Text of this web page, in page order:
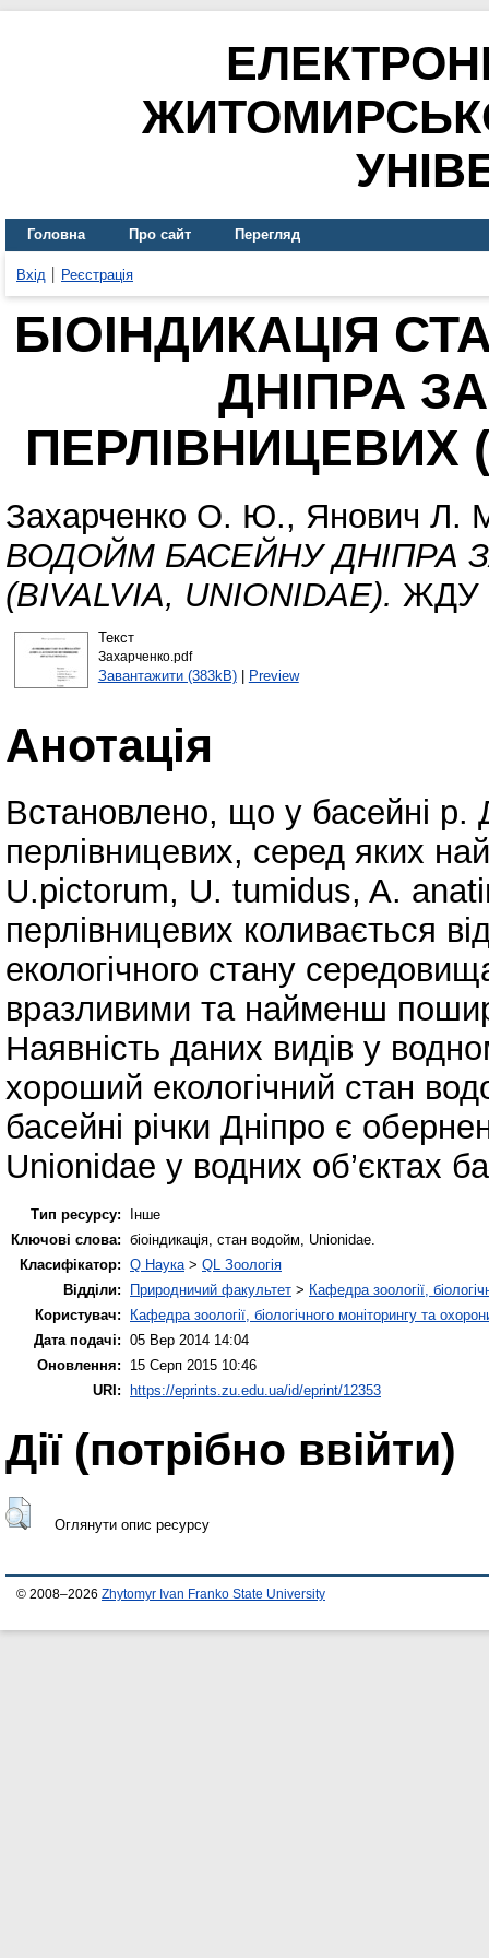
Головна Про сайт Перегляд
Вхід Реєстрація
БІОІНДИКАЦІЯ
ДНІПРА
ПЕРЛІВНИЦЕВИХ
Захарченко О. Ю., Янович Л.
ВОДОЙМ БАСЕЙНУ ДНІПРА
(BIVALVIA, UNIONIDAE). ЖДУ
Текст
Захарченко.pdf
Завантажити (383kB)| Preview
Анотація
Встановлено, що у басейні р.
перлівницевих, серед яких
U.рictorum, U. tumidus, A.
перлівницевих коливається
екологічного стану
вразливими та найменш
Наявність даних видів у
хороший екологічний стан
басейні річки Дніпро є
Unionidae у водних об’єктах
Тип ресурсу:
Інше
Ключові слова: біоіндикація, стан водойм, Unionidae.
Класифікатор: Q Наука > QL Зоологія
Відділи:
Природничий факультет > Кафедра зоології,
Користувач:
Кафедра зоології, біологічного моніторингу та
Дата подачі: 05 Вер 2014 14:04
Оновлення:
15 Серп 2015 10:46
URI: https://eprints.zu.edu.ua/id/eprint/12353
Дії ​​(потрібно ввійти)
Оглянути опис ресурсу
© 2008–2026 Zhytomyr Ivan Franko State University